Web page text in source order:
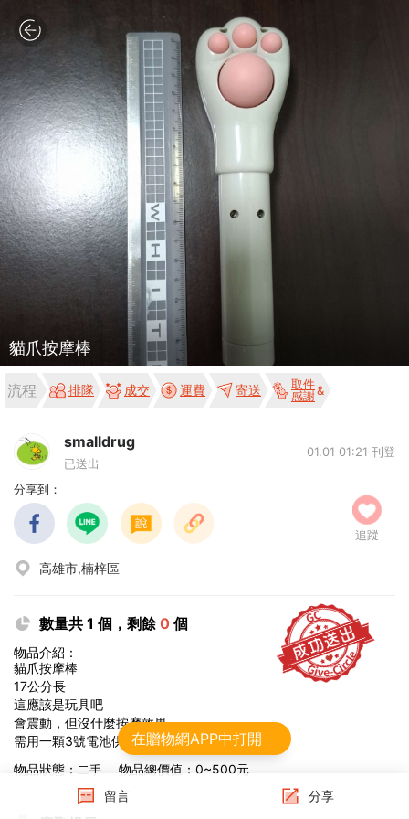
貓爪按摩棒
流程 排隊 成交 運費 寄送
取件
感謝
smalldrug
已送出
01.01 01:21 刊登
分享到：
追蹤
高雄市,楠梓區
數量共 1 個，剩餘0 個
物品介紹：
貓爪按摩棒
17公分長
這應該是玩具吧
會震動，但沒什麼按摩效果
需用一顆3號電池供電
物品狀態： 二手 物品總價值：0~500元
留言 分享
在贈物網APP中打開